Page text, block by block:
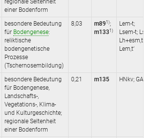
regionale Seltenheit
einer Bodenform
besondere Bedeutung
für Bodengenese:
reliktische
bodengenetische
Prozesse
(Tschernosembildung)
8,03 m891);
m1331)
Lem-t;
Lsem-t; Lst;
Lh+esm,t‘; T-
Lem,t‘
besondere Bedeutung
für Bodengenese,
Landschafts-,
Vegetations-, Klima-
und Kulturgeschichte;
regionale Seltenheit
einer Bodenform
0,21 m135 HNkv; GAk